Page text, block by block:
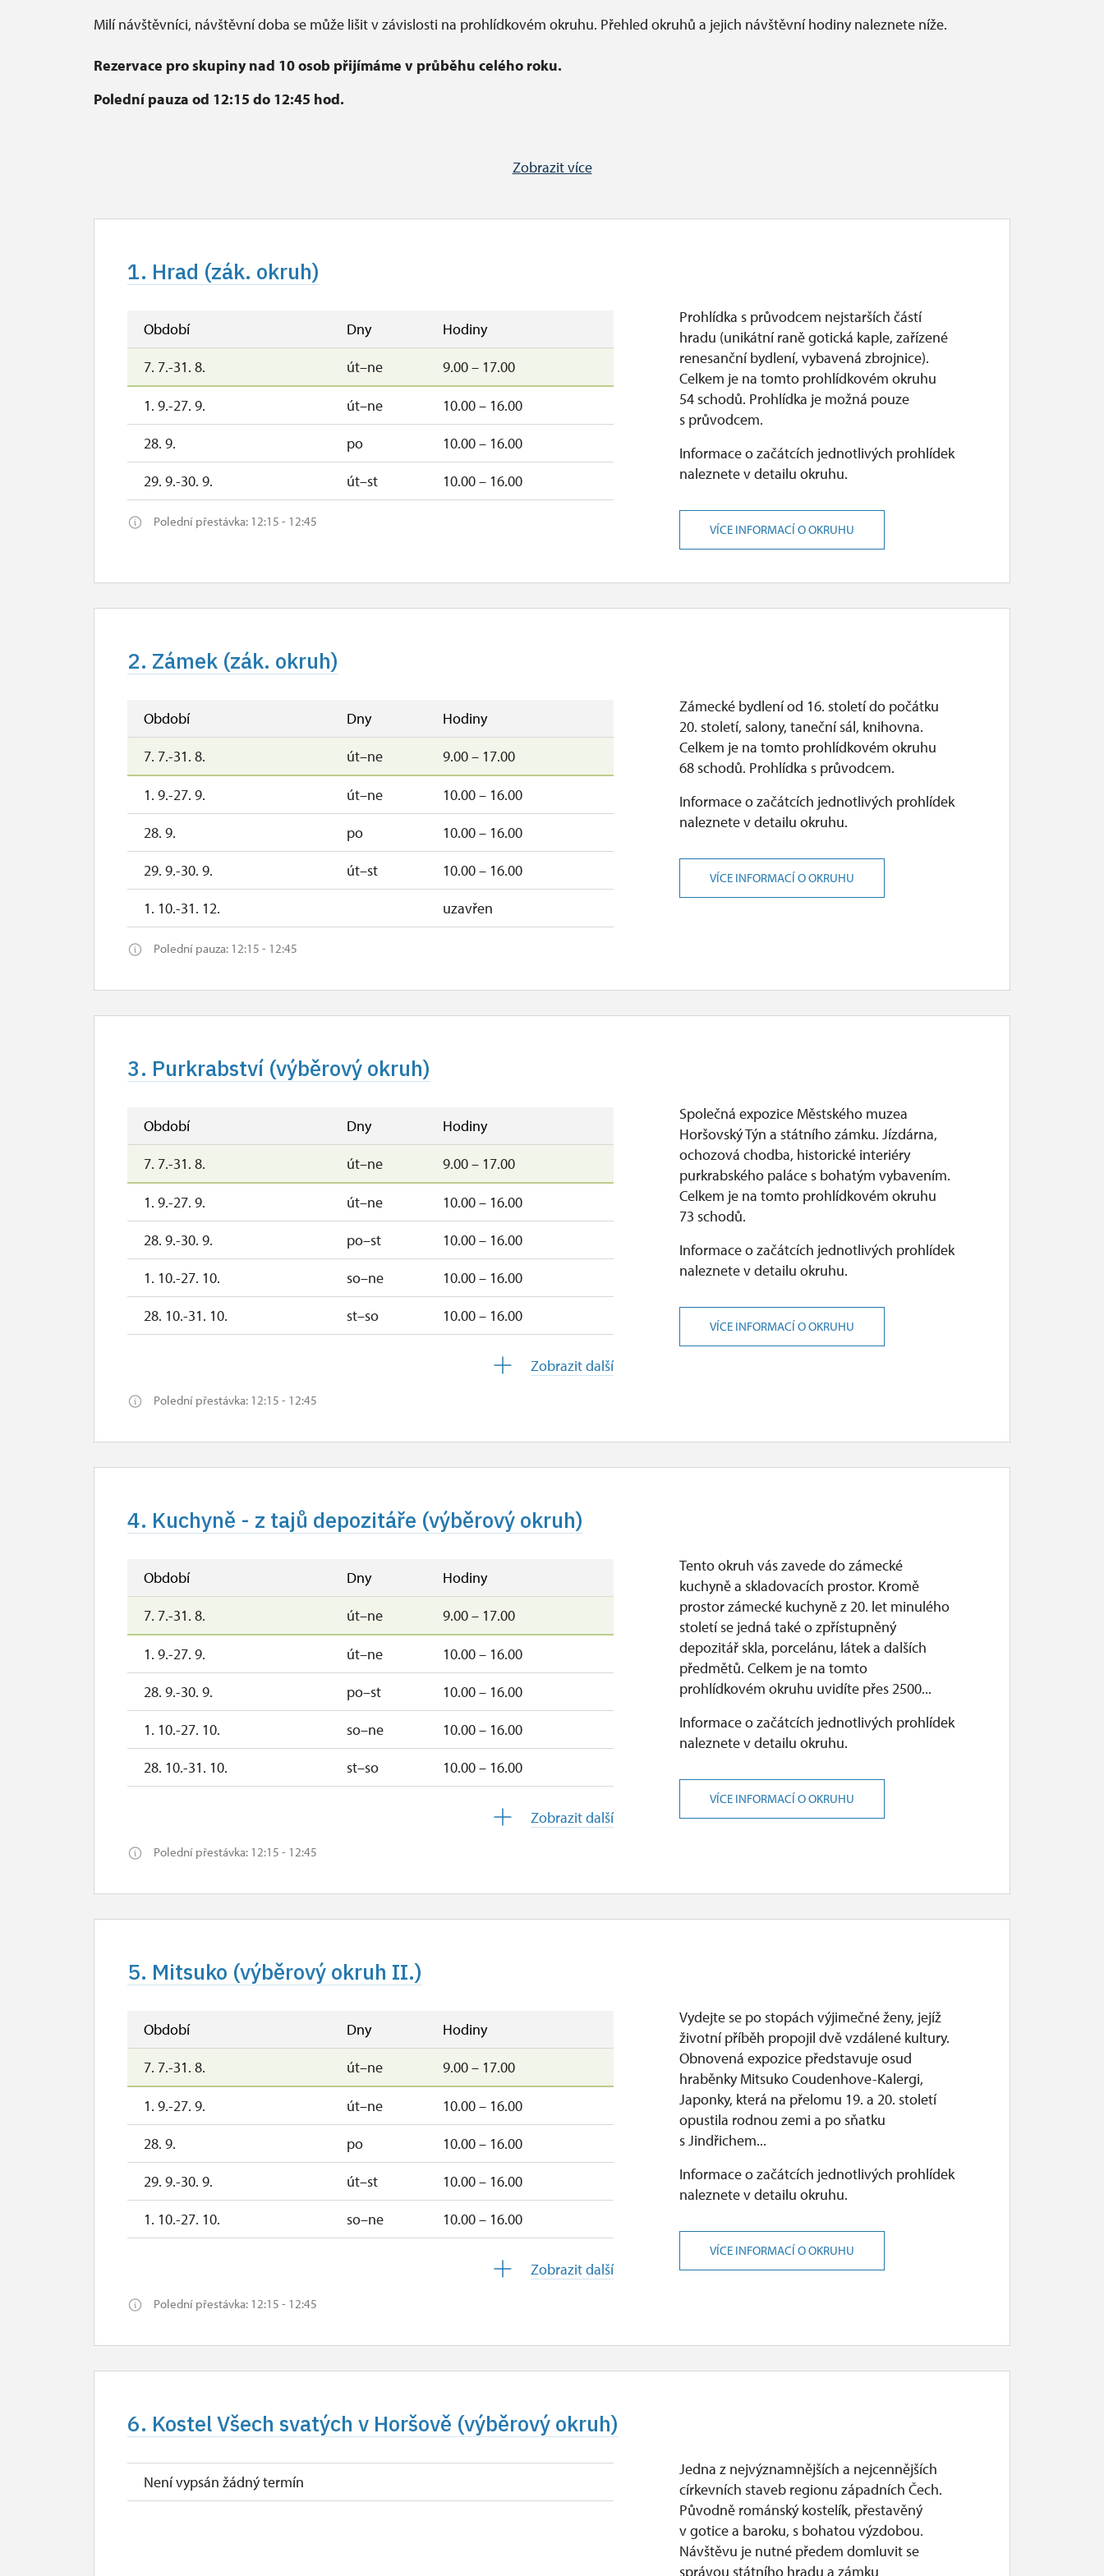
Milí návštěvníci, návštěvní doba se může lišit v závislosti na prohlídkovém okruhu. Přehled okruhů a jejich návštěvní hodiny naleznete níže.
Rezervace pro skupiny nad 10 osob přijímáme v průběhu celého roku.
Polední pauza od 12:15 do 12:45 hod.
Zobrazit více
1. Hrad (zák. okruh)
Období Dny
Hodiny
7. 7.-31. 8.
út–ne 9.00 – 17.00
1. 9.-27. 9. út–ne
10.00 – 16.00
28. 9.
po
10.00 – 16.00
29. 9.-30. 9.
út–st 10.00 – 16.00
Polední přestávka: 12:15 - 12:45
Prohlídka s průvodcem nejstarších částí
hradu (unikátní raně gotická kaple, zařízené
renesanční bydlení, vybavená zbrojnice).
Celkem je na tomto prohlídkovém okruhu
54 schodů. Prohlídka je možná pouze
s průvodcem.
Informace o začátcích jednotlivých prohlídek
naleznete v detailu okruhu.
VÍCE INFORMACÍ O OKRUHU
2. Zámek (zák. okruh)
Období Dny
Hodiny
7. 7.-31. 8.
út–ne 9.00 – 17.00
1. 9.-27. 9. út–ne
10.00 – 16.00
28. 9.
po
10.00 – 16.00
29. 9.-30. 9.
út–st
10.00 – 16.00
1. 10.-31. 12.
uzavřen
Polední pauza: 12:15 - 12:45
Zámecké bydlení od 16. století do počátku
20. století, salony, taneční sál, knihovna.
Celkem je na tomto prohlídkovém okruhu
68 schodů. Prohlídka s průvodcem.
Informace o začátcích jednotlivých prohlídek
naleznete v detailu okruhu.
VÍCE INFORMACÍ O OKRUHU
3. Purkrabství (výběrový okruh)
Období Dny
Hodiny
7. 7.-31. 8.
út–ne 9.00 – 17.00
1. 9.-27. 9. út–ne
10.00 – 16.00
28. 9.-30. 9.
po–st
10.00 – 16.00
1. 10.-27. 10.
so–ne
10.00 – 16.00
28. 10.-31. 10.
st–so
10.00 – 16.00
10.00 – 16.00
2. 11.-19. 12.
20. 12.-25. 12.
uzavřen
Zobrazit další
Polední přestávka: 12:15 - 12:45
Společná expozice Městského muzea
Horšovský Týn a státního zámku. Jízdárna,
ochozová chodba, historické interiéry
purkrabského paláce s bohatým vybavením.
Celkem je na tomto prohlídkovém okruhu
73 schodů.
Informace o začátcích jednotlivých prohlídek
naleznete v detailu okruhu.
VÍCE INFORMACÍ O OKRUHU
4. Kuchyně - z tajů depozitáře (výběrový okruh)
Období Dny
Hodiny
7. 7.-31. 8.
út–ne 9.00 – 17.00
1. 9.-27. 9. út–ne
10.00 – 16.00
28. 9.-30. 9.
po–st
10.00 – 16.00
1. 10.-27. 10.
so–ne
10.00 – 16.00
28. 10.-31. 10.
st–so
10.00 – 16.00
10.00 – 16.00
2. 11.-19. 12.
20. 12.-26. 12.
uzavřen
Zobrazit další
Polední přestávka: 12:15 - 12:45
Tento okruh vás zavede do zámecké
kuchyně a skladovacích prostor. Kromě
prostor zámecké kuchyně z 20. let minulého
století se jedná také o zpřístupněný
depozitář skla, porcelánu, látek a dalších
předmětů. Celkem je na tomto
prohlídkovém okruhu uvidíte přes 2500...
Informace o začátcích jednotlivých prohlídek
naleznete v detailu okruhu.
VÍCE INFORMACÍ O OKRUHU
5. Mitsuko (výběrový okruh II.)
Období Dny
Hodiny
7. 7.-31. 8.
út–ne 9.00 – 17.00
1. 9.-27. 9. út–ne
10.00 – 16.00
28. 9.
po
10.00 – 16.00
29. 9.-30. 9.
út–st
10.00 – 16.00
1. 10.-27. 10.
so–ne
10.00 – 16.00
10.00 – 16.00
1. 11.
19. 12.
so
10.00 – 15.00
Zobrazit další
Polední přestávka: 12:15 - 12:45
Vydejte se po stopách výjimečné ženy, jejíž
životní příběh propojil dvě vzdálené kultury.
Obnovená expozice představuje osud
hraběnky Mitsuko Coudenhove-Kalergi,
Japonky, která na přelomu 19. a 20. století
opustila rodnou zemi a po sňatku
s Jindřichem...
Informace o začátcích jednotlivých prohlídek
naleznete v detailu okruhu.
VÍCE INFORMACÍ O OKRUHU
6. Kostel Všech svatých v Horšově (výběrový okruh)
Není vypsán žádný termín
Jedna z nejvýznamnějších a nejcennějších
církevních staveb regionu západních Čech.
Původně románský kostelík, přestavěný
v gotice a baroku, s bohatou výzdobou.
Návštěvu je nutné předem domluvit se
správou státního hradu a zámku